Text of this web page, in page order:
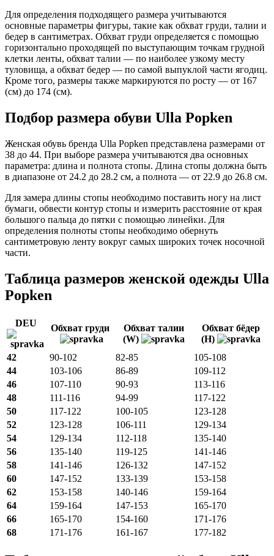
Для определения подходящего размера учитываются
основные параметры фигуры, такие как обхват груди, талии и
бедер в сантиметрах. Обхват груди определяется с помощью
горизонтально проходящей по выступающим точкам грудной
клетки ленты, обхват талии — по наиболее узкому месту
туловища, а обхват бедер — по самой выпуклой части ягодиц.
Кроме того, размеры также маркируются по росту — от 167
(см) до 174 (см).
Подбор размера обуви Ulla Popken
Женская обувь бренда Ulla Popken представлена размерами от
38 до 44. При выборе размера учитываются два основных
параметра: длина и полнота стопы. Длина стопы должна быть
в диапазоне от 24.2 до 28.2 см, а полнота — от 22.9 до 26.8 см.
Для замера длины стопы необходимо поставить ногу на лист
бумаги, обвести контур стопы и измерить расстояние от края
большого пальца до пятки с помощью линейки. Для
определения полноты стопы необходимо обернуть
сантиметровую ленту вокруг самых широких точек носочной
части.
Таблица размеров женской одежды Ulla
Popken
DEU Обхват груди
Обхват талии
(W)
Обхват бёдер
(H)
42
90-102 82-85
105-108
44
103-106 86-89
109-112
46
107-110 90-93
113-116
48
111-116 94-99
117-122
50
117-122 100-105
123-128
52
123-128 106-111
129-134
54
129-134 112-118
135-140
56
135-140 119-125
141-146
58
141-146 126-132
147-152
60
147-152 133-139
153-158
62
153-158 140-146
159-164
64
159-164 147-153
165-170
66
165-170 154-160
171-176
68
171-176 161-167 177-182